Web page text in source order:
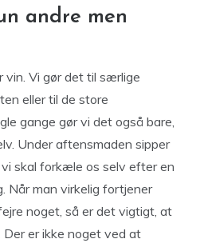
andre men
vin. Vi gør det til særlige
eller til de store
gange gør vi det også bare,
Under aftensmaden sipper
skal forkæle os selv efter en
Når man virkelig fortjener
noget, så er det vigtigt, at
er ikke noget ved at